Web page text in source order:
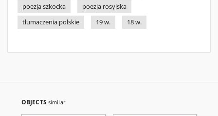
poezja szkocka
poezja rosyjska
tłumaczenia polskie
19 w. 18 w.
OBJECTS similar